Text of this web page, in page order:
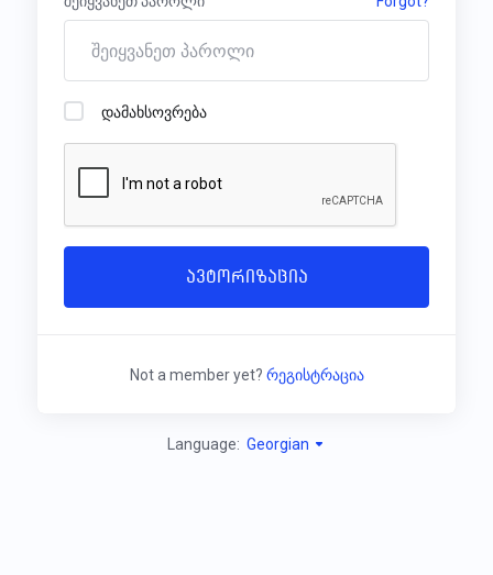
დამახსოვრება
ავტორიზაცია
Not a member yet? რეგისტრაცია
Language: Georgian